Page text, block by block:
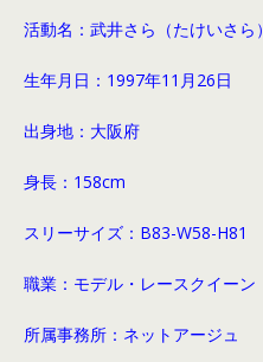
活動名：武井さら（たけいさら）
生年月日：1997年11月26日
出身地：大阪府
身長 ：158cm
スリーサイズ ：B83-W58-H81
職業：モデル・レースクイーン
所属事務所：ネットアージュ